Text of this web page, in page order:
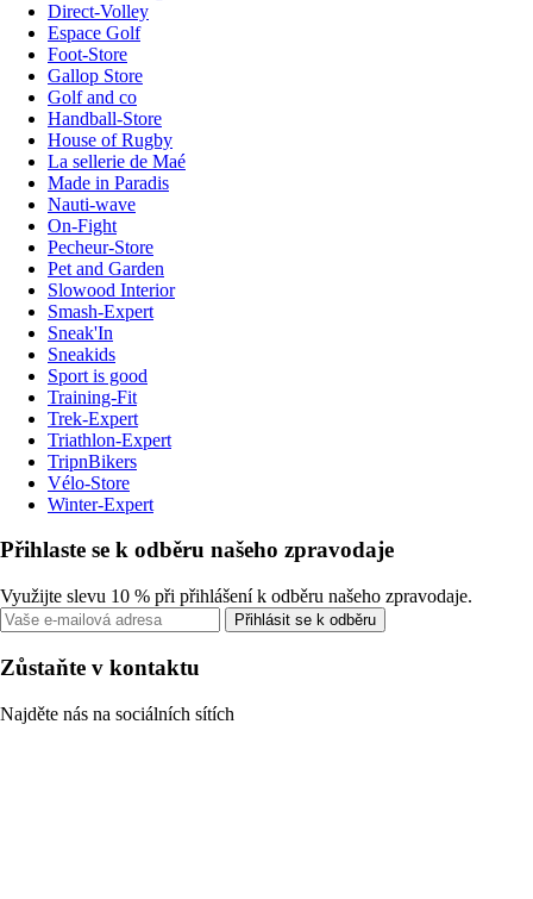
Direct-Volley
Espace Golf
Foot-Store
Gallop Store
Golf and co
Handball-Store
House of Rugby
La sellerie de Maé
Made in Paradis
Nauti-wave
On-Fight
Pecheur-Store
Pet and Garden
Slowood Interior
Smash-Expert
Sneak'In
Sneakids
Sport is good
Training-Fit
Trek-Expert
Triathlon-Expert
TripnBikers
Vélo-Store
Winter-Expert
Přihlaste se k odběru našeho zpravodaje
Využijte slevu 10 % při přihlášení k odběru našeho zpravodaje.
Přihlásit se k odběru
Zůstaňte v kontaktu
Najděte nás na sociálních sítích